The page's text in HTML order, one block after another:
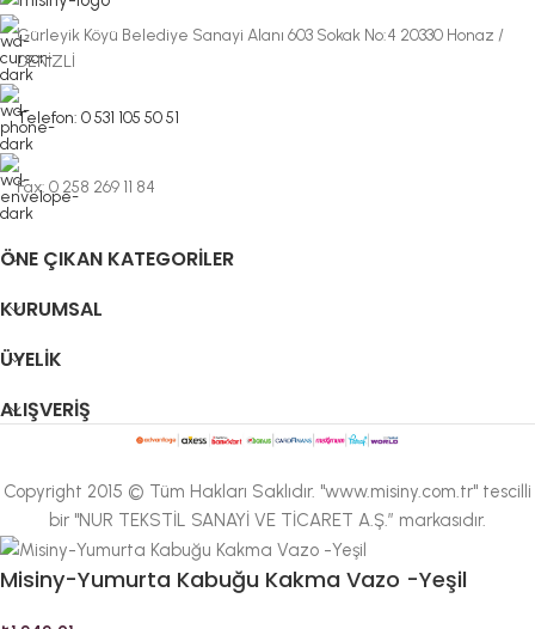
Gürleyik Köyü Belediye Sanayi Alanı 603 Sokak No:4 20330 Honaz /
DENİZLİ
Telefon: 0 531 105 50 51
Fax: 0 258 269 11 84
ÖNE ÇIKAN KATEGORILER
KURUMSAL
ÜYELIK
ALIŞVERIŞ
Copyright 2015 © Tüm Hakları Saklıdır. "www.misiny.com.tr" tescilli
bir "NUR TEKSTİL SANAYİ VE TİCARET A.Ş.” markasıdır.
Misiny-Yumurta Kabuğu Kakma Vazo -Yeşil